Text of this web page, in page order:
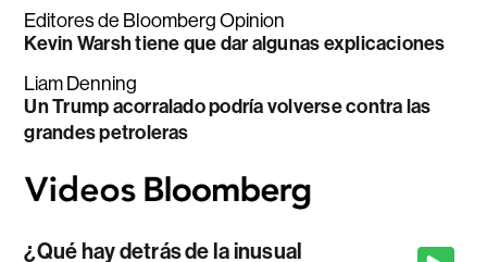
Editores de Bloomberg Opinion
Kevin Warsh tiene que dar algunas explicaciones
Liam Denning
Un Trump acorralado podría volverse contra las
grandes petroleras
¿Qué hay detrás de la inusual